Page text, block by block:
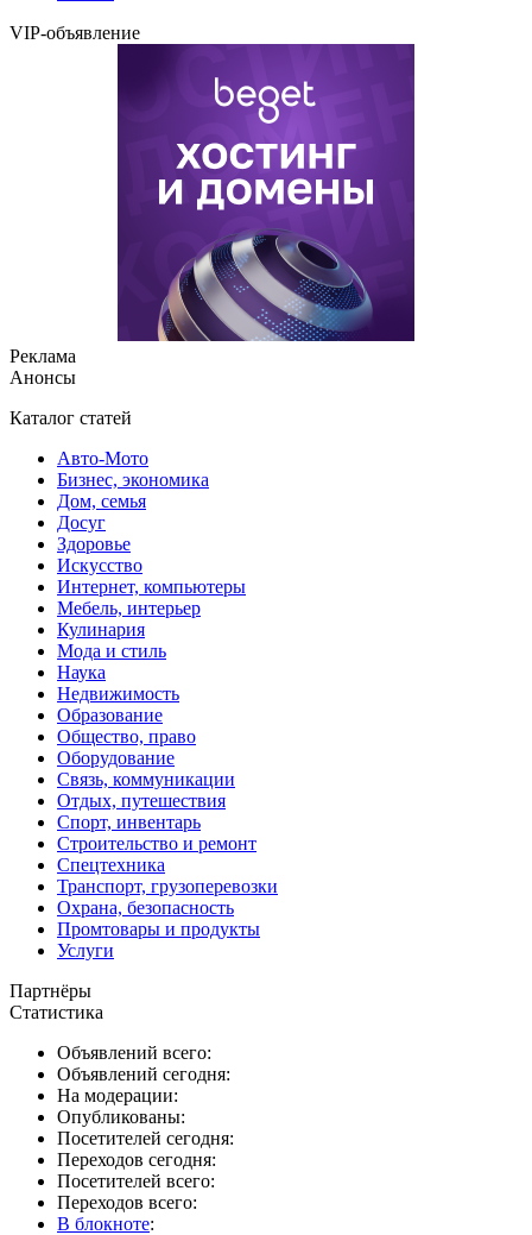
VIP-объявление
Реклама
Анонсы
Каталог статей
Авто-Мото
Бизнес, экономика
Дом, семья
Досуг
Здоровье
Искусство
Интернет, компьютеры
Мебель, интерьер
Кулинария
Мода и стиль
Наука
Недвижимость
Образование
Общество, право
Оборудование
Связь, коммуникации
Отдых, путешествия
Спорт, инвентарь
Строительство и ремонт
Спецтехника
Транспорт, грузоперевозки
Охрана, безопасность
Промтовары и продукты
Услуги
Партнёры
Статистика
Объявлений всего:
Объявлений сегодня:
На модерации:
Опубликованы:
Посетителей сегодня:
Переходов сегодня:
Посетителей всего:
Переходов всего:
В блокноте: